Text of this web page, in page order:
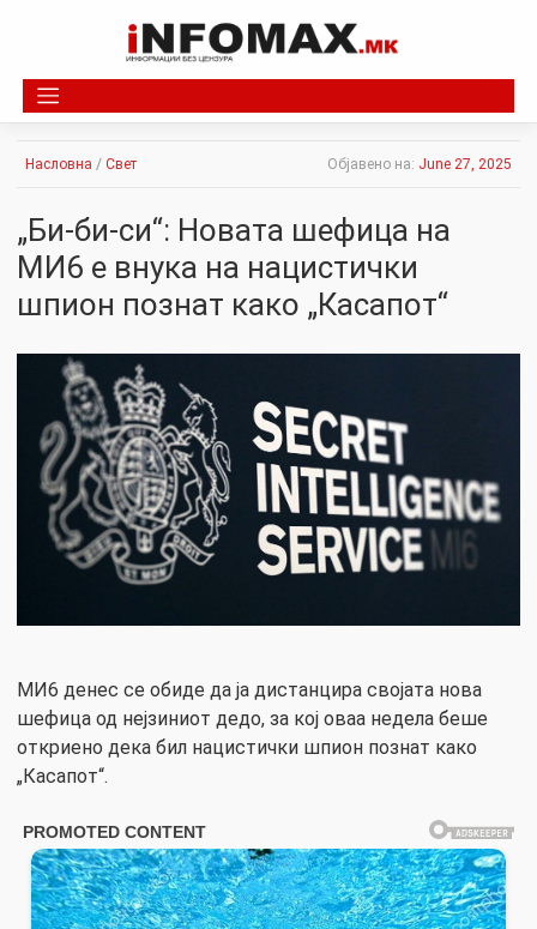
Насловна / Свет Објавено на: June 27, 2025
„Би-би-си“: Новата шефица на
МИ6 е внука на нацистички
шпион познат како „Касапот“
МИ6 денес се обиде да ја дистанцира својата нова
шефица од нејзиниот дедо, за кој оваа недела беше
откриено дека бил нацистички шпион познат како
„Касапот“.